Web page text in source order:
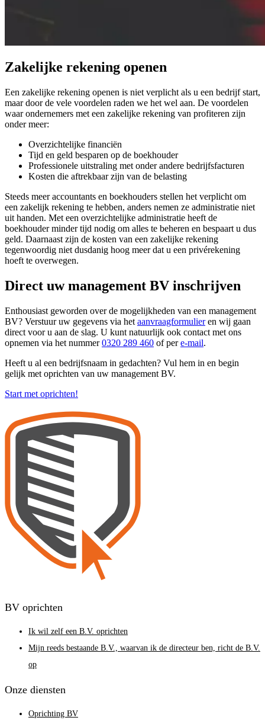
Zakelijke rekening openen
Een zakelijke rekening openen is niet verplicht als u een bedrijf start,
maar door de vele voordelen raden we het wel aan. De voordelen
waar ondernemers met een zakelijke rekening van profiteren zijn
onder meer:
Overzichtelijke financiën
Tijd en geld besparen op de boekhouder
Professionele uitstraling met onder andere bedrijfsfacturen
Kosten die aftrekbaar zijn van de belasting
Steeds meer accountants en boekhouders stellen het verplicht om
een zakelijk rekening te hebben, anders nemen ze administratie niet
uit handen. Met een overzichtelijke administratie heeft de
boekhouder minder tijd nodig om alles te beheren en bespaart u dus
geld. Daarnaast zijn de kosten van een zakelijke rekening
tegenwoordig niet dusdanig hoog meer dat u een privérekening
hoeft te overwegen.
Direct uw management BV inschrijven
Enthousiast geworden over de mogelijkheden van een management
BV? Verstuur uw gegevens via het aanvraagformulieren wij gaan
direct voor u aan de slag. U kunt natuurlijk ook contact met ons
opnemen via het nummer0320 289 460 of pere-mail.
Heeft u al een bedrijfsnaam in gedachten? Vul hem in en begin
gelijk met oprichten van uw management BV.
Start met oprichten!
BV oprichten
Ik wil zelf een B.V. oprichten
Mijn reeds bestaande B.V., waarvan ik de directeur ben, richt de B.V.
op
Onze diensten
Oprichting BV